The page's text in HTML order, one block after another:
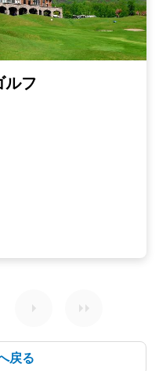
ルフ
戻る